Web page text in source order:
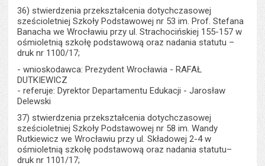
36) stwierdzenia przekształcenia dotychczasowej
sześcioletniej Szkoły Podstawowej nr 53 im. Prof. Stefana
Banacha we Wrocławiu przy ul. Strachocińskiej 155-157 w
ośmioletnią szkołę podstawową oraz nadania statutu –
druk nr 1100/17;
- wnioskodawca: Prezydent Wrocławia - RAFAŁ
DUTKIEWICZ
- referuje: Dyrektor Departamentu Edukacji - Jarosław
Delewski
37) stwierdzenia przekształcenia dotychczasowej
sześcioletniej Szkoły Podstawowej nr 58 im. Wandy
Rutkiewicz we Wrocławiu przy ul. Składowej 2-4 w
ośmioletnią szkołę podstawową oraz nadania statutu–
druk nr 1101/17;